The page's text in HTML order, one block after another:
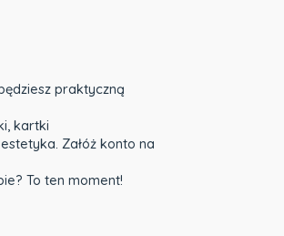
praktyczną
kartki
Załóż konto na
To ten moment!